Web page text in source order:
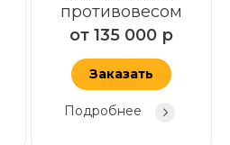
противовесом
от 135 000 р
Заказать
Подробнее